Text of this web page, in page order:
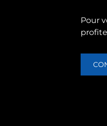
Pour